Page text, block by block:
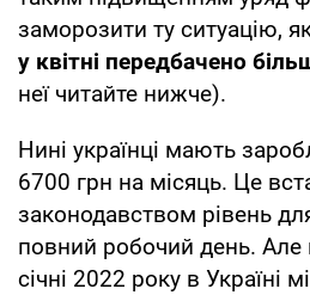
заморозити ту ситуацію,
у квітні передбачено
неї читайте нижче).
Нині українці мають
6700 грн на місяць. Це
законодавством рівень
повний робочий день. Але
січні 2022 року в Україні